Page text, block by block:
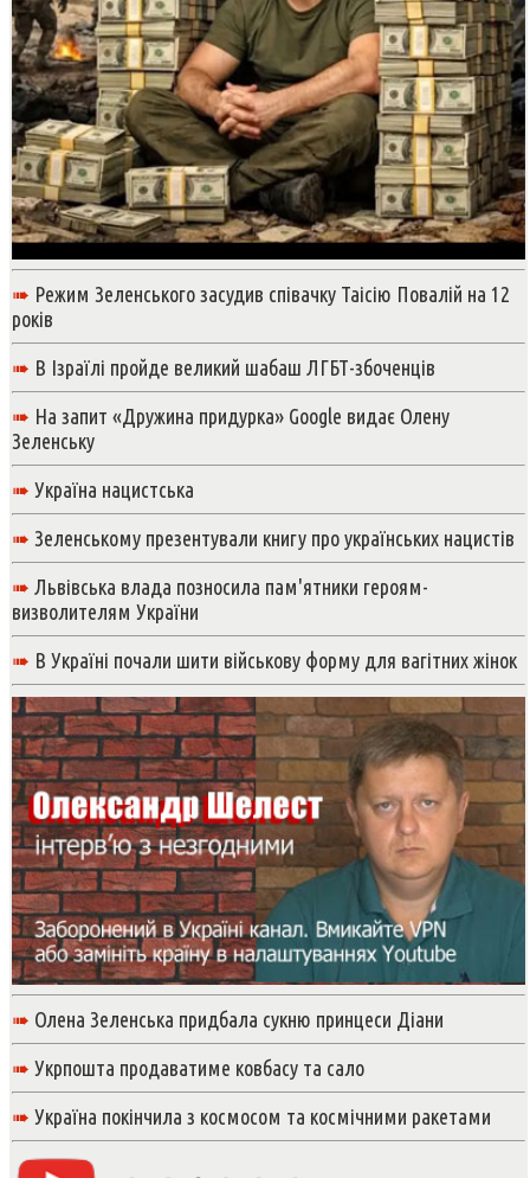
➠ Режим Зеленського засудив співачку Таісію Повалій на 12
років
➠ В Ізраїлі пройде великий шабаш ЛГБТ-збоченців
➠ На запит «Дружина придурка» Google видає Олену
Зеленську
➠ Україна нацистська
➠ Зеленському презентували книгу про українських нацистів
➠ Львівська влада позносила пам'ятники героям-
визволителям України
➠ В Україні почали шити військову форму для вагітних жінок
➠ Олена Зеленська придбала сукню принцеси Діани
➠ Укрпошта продаватиме ковбасу та сало
➠ Україна покінчила з космосом та космічними ракетами